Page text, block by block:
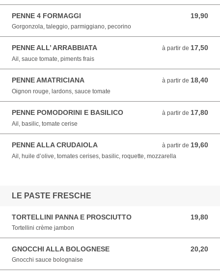
PENNE 4 FORMAGGI 19,90
19,90 EUR
Gorgonzola, taleggio, parmiggiano, pecorino
PENNE ALL’ ARRABBIATA à partir de 17,50
à partir de 17,50 EUR
Ail, sauce tomate, piments frais
PENNE AMATRICIANA à partir de 18,40
à partir de 18,40 EUR
Oignon rouge, lardons, sauce tomate
PENNE POMODORINI E BASILICO à partir de 17,80
à partir de 17,80 EUR
Ail, basilic, tomate cerise
PENNE ALLA CRUDAIOLA à partir de 19,60
à partir de 19,60 EUR
Ail, huile d’olive, tomates cerises, basilic, roquette, mozzarella
LE PASTE FRESCHE
TORTELLINI PANNA E PROSCIUTTO 19,80
19,80 EUR
Tortellini crème jambon
GNOCCHI ALLA BOLOGNESE 20,20
20,20 EUR
Gnocchi sauce bolognaise